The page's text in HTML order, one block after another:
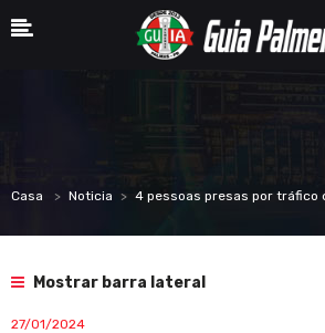
Casa Noticia 4 pessoas presas por tráfico
Mostrar barra lateral
27/01/2024